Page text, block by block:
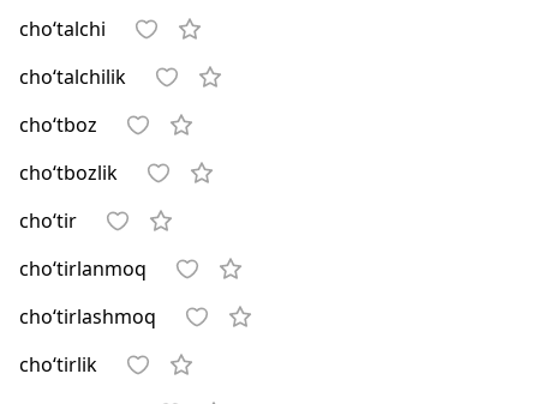
cho‘talchi
cho‘talchilik
cho‘tboz
cho‘tbozlik
cho‘tir
cho‘tirlanmoq
cho‘tirlashmoq
cho‘tirlik